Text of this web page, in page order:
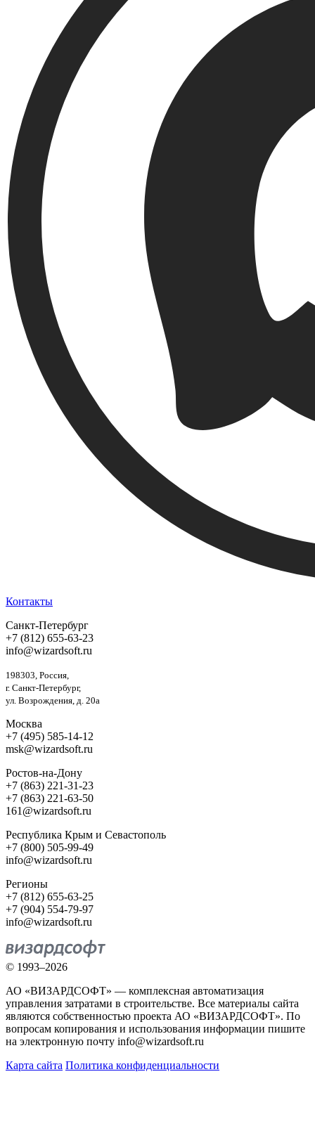
Контакты
Санкт-Петербург
+7 (812) 655-63-23
info@wizardsoft.ru
198303, Россия,
г. Санкт-Петербург,
ул. Возрождения, д. 20а
Москва
+7 (495) 585-14-12
msk@wizardsoft.ru
Ростов-на-Дону
+7 (863) 221-31-23
+7 (863) 221-63-50
161@wizardsoft.ru
Республика Крым и Севастополь
+7 (800) 505-99-49
info@wizardsoft.ru
Регионы
+7 (812) 655-63-25
+7 (904) 554-79-97
info@wizardsoft.ru
© 1993–2026
АО «ВИЗАРДСОФТ» — комплексная автоматизация
управления затратами в строительстве. Все материалы сайта
являются собственностью проекта АО «ВИЗАРДСОФТ». По
вопросам копирования и использования информации пишите
на электронную почту info@wizardsoft.ru
Карта сайта Политика конфиденциальности